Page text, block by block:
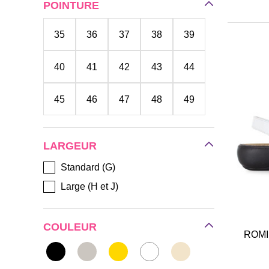
POINTURE
35 36 37 38 39
40 41 42 43 44
45 46 47 48 49
LARGEUR
Standard (G)
Large (H et J)
COULEUR